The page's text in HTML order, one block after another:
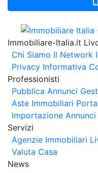
Immobiliare-Italia.it
Chi Siamo Il Network
Privacy Informativa
Professionisti
Pubblica Annunci
Aste Immobiliari
Importazione
Servizi
Agenzie Immobiliari
Valuta Casa
News